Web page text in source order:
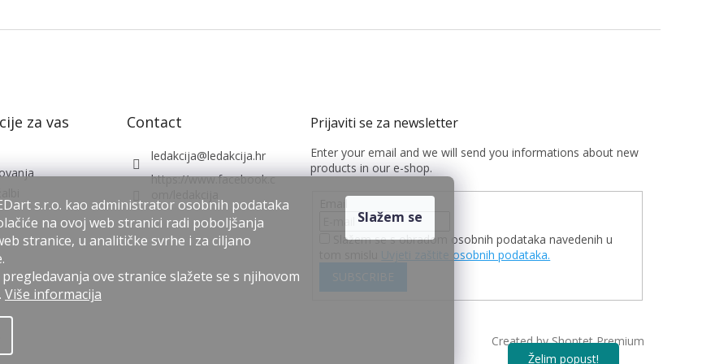
s.r.o. kao administrator osobnih podataka
na ovoj web stranici radi poboljšanja
stranice, u analitičke svrhe i za ciljano
ove stranice slažete se s njihovom
Više informacija
za vas Contact
ledakcija@ledakcija.hr
https://www.facebook.c
Enter your email and we will send you informations about new
products in our e-shop.
Slažem se s obradom osobnih podataka navedenih u
Uvjeti zaštite osobnih podataka.
Created by Shoptet Premium
Želim popust!